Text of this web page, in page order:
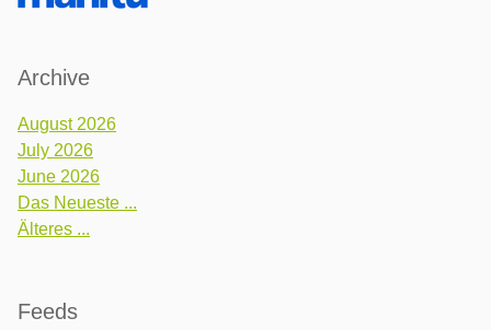
Archive
August 2026
July 2026
June 2026
Das Neueste ...
Älteres ...
Feeds